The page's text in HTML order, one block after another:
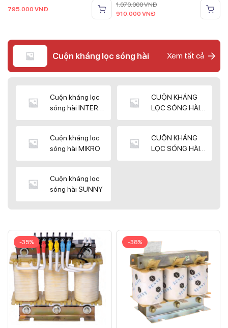
795.000 VNĐ
1.070.000VNĐ
910.000 VNĐ
Cuộn kháng lọc sóng hài Xem tất cả
Cuộn kháng lọc
sóng hài INTER
CUỘN KHÁNG
LỌC SÓNG HÀI
Cuộn kháng lọc
sóng hài MIKRO
CUỘN KHÁNG
LỌC SÓNG HÀI
Cuộn kháng lọc
sóng hài SUNNY
-35% -38%